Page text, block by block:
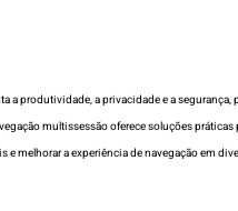
a produtividade, a privacidade e a
multissessão oferece soluções
melhorar a experiência de navegação em